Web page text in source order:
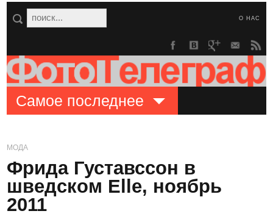
О НАС
Самое последнее
МОДА
Фрида Густавссон в
шведском Elle, ноябрь
2011